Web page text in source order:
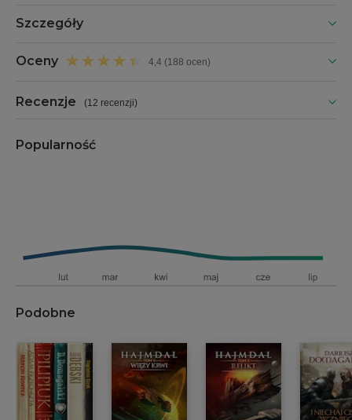
Szczegóły
Oceny 4,4 (188 ocen)
Recenzje (12 recenzji)
Popularność
Podobne